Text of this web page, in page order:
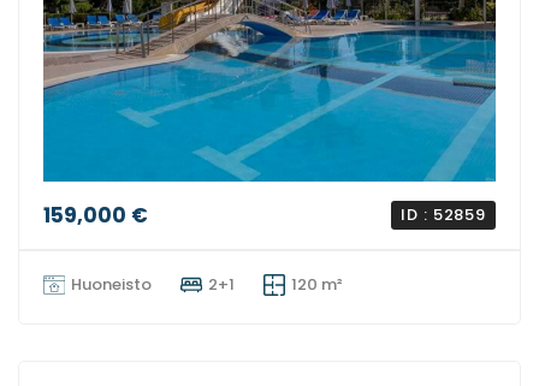
159,000 € ID : 52859
Huoneisto 2+1 120 m²